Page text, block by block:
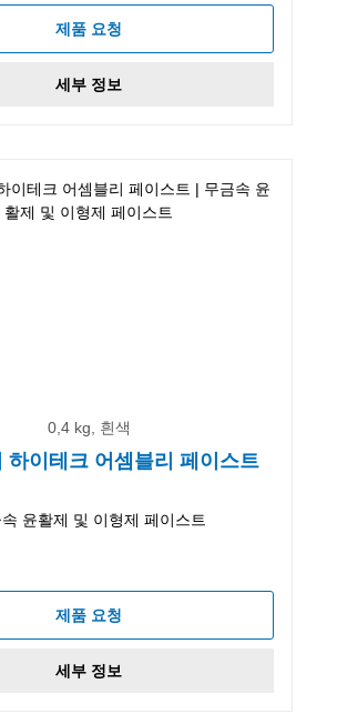
제품 요청
세부 정보
0,4 kg, 흰색
하이테크 어셈블리 페이스트
윤활제 및 이형제 페이스트
제품 요청
세부 정보